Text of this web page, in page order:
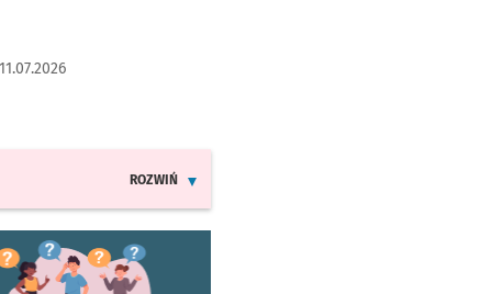
11.07.2026
ROZWIŃ
się w nowej karcie